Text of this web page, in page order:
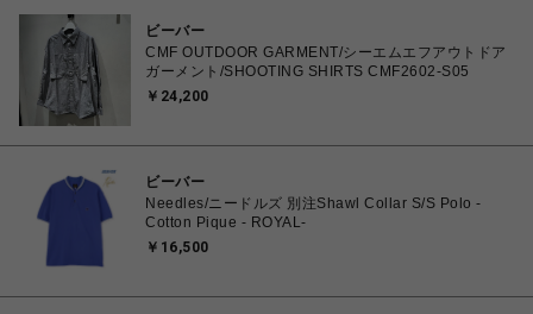
ビーバー
CMF OUTDOOR GARMENT/シーエムエフアウトドア
ガーメント/SHOOTING SHIRTS CMF2602-S05
￥24,200
ビーバー
Needles/ニードルズ 別注Shawl Collar S/S Polo -
Cotton Pique - ROYAL-
￥16,500